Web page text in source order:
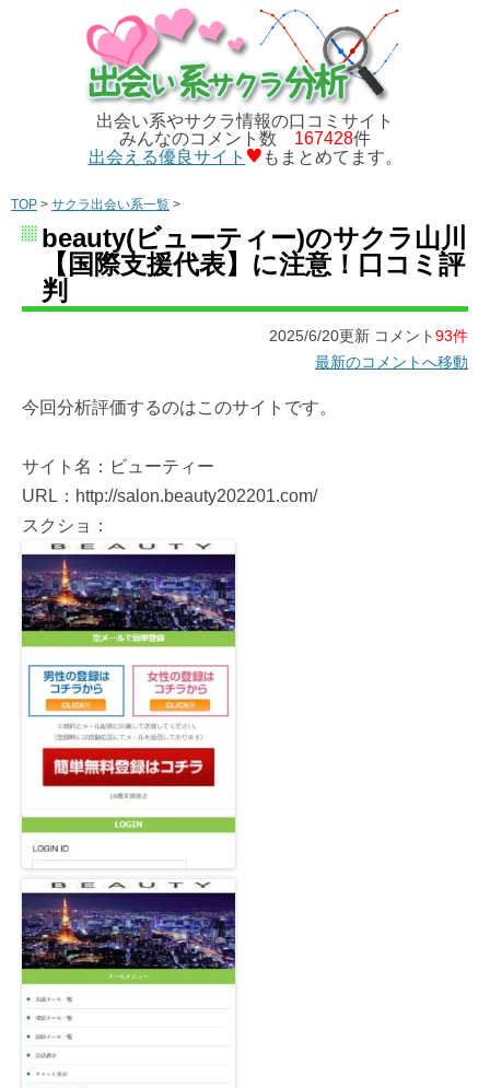
出会い系やサクラ情報の口コミサイト
みんなのコメント数 167428件
出会える優良サイト
もまとめてます。
TOP > サクラ出会い系一覧 >
beauty(ビューティー)のサクラ山川
【国際支援代表】に注意！口コミ評
判
2025/6/20更新 コメント93件
最新のコメントへ移動
今回分析評価するのはこのサイトです。
サイト名：ビューティー
URL：http://salon.beauty202201.com/
スクショ：